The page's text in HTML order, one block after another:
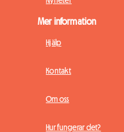
Mer information
Hjälp
Kontakt
Om oss
Hur fungerar det?